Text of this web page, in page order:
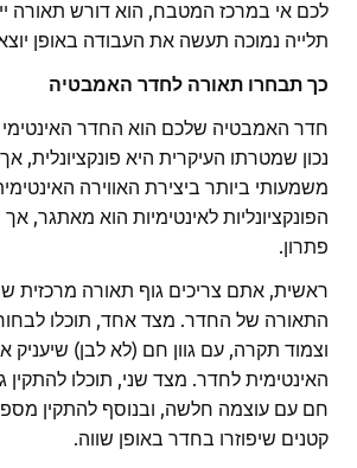
לכם אי במרכז המטבח, הוא דורש תאורה
תלייה נמוכה תעשה את העבודה באופן
כך תבחרו תאורה לחדר האמבטיה
חדר האמבטיה שלכם הוא החדר האינטימי
נכון שמטרתו העיקרית היא פונקציונלית,
משמעותי ביותר ביצירת האווירה
הפונקציונליות לאינטימיות הוא מאתגר,
פתרון.
ראשית, אתם צריכים גוף תאורה מרכזית
התאורה של החדר. מצד אחד, תוכלו
וצמוד תקרה, עם גוון חם (לא לבן)
האינטימית לחדר. מצד שני, תוכלו להתקין
חם עם עוצמה חלשה, ובנוסף להתקין
קטנים שיפוזרו בחדר באופן שווה.